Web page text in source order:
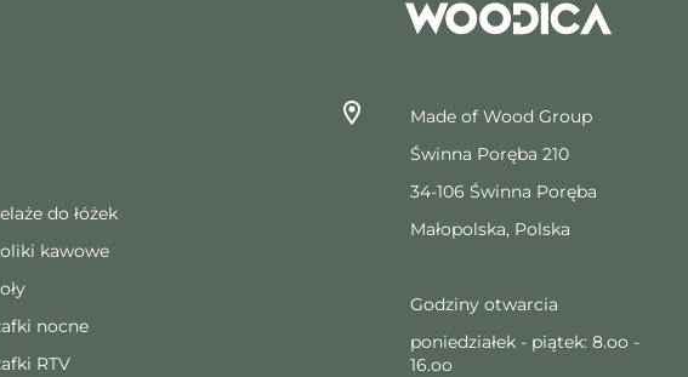
do łóżek
kawowe
nocne
RTV
Made of Wood Group
Świnna Poręba 210
34-106 Świnna Poręba
Małopolska, Polska
Godziny otwarcia
poniedziałek - piątek: 8.oo -
16.oo